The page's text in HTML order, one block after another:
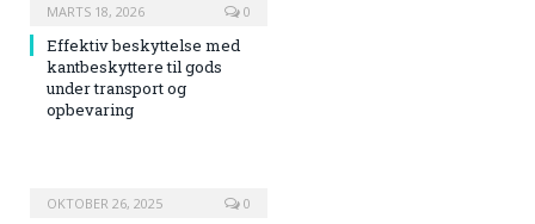
MARTS 18, 2026 0
Effektiv beskyttelse med
kantbeskyttere til gods
under transport og
opbevaring
OKTOBER 26, 2025 0